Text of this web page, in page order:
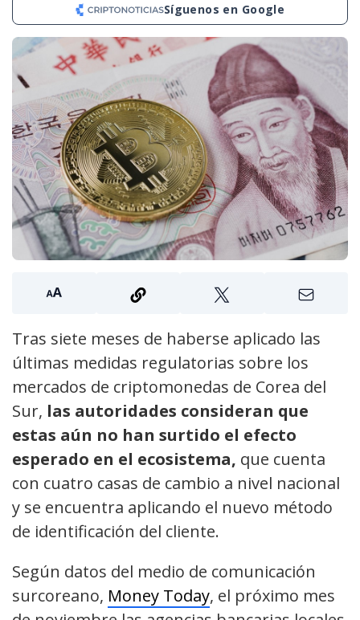
Síguenos en Google
Tras siete meses de haberse aplicado las
últimas medidas regulatorias sobre los
mercados de criptomonedas de Corea del
Sur, las autoridades consideran que
estas aún no han surtido el efecto
esperado en el ecosistema, que cuenta
con cuatro casas de cambio a nivel nacional
y se encuentra aplicando el nuevo método
de identificación del cliente.
Según datos del medio de comunicación
surcoreano, Money Today, el próximo mes